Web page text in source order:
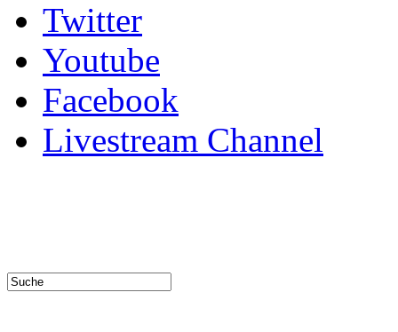
Twitter
Youtube
Facebook
Livestream Channel